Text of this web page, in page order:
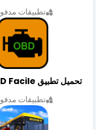
تطبيقات
تطبيقات